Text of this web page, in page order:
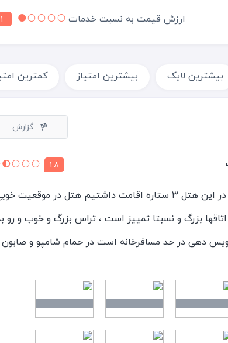
ارزش قیمت به نسبت خدمات 1
بیشترین لایک بیشترین امتیاز کمترین
گزارش
1.8
ما دو شب از تاریخ ۶ تا ۸ فروردین ۹۸ در این هتل ۳ ستاره اقامت داشتیم هتل در موقعیت
بزرگ و نسبتا تمییز است ، تراس بزرگ و خوب و رو
دهی در حد مسافرخانه است در حمام شامپو و صابون
صورت و ملحقه پتو در اتاق وجود ندارد یخچال خالی از
است و حتی با اعتراض ما ترتیب اثر داده نشد .
و تخم مرغ ابپز که روز دوم آن نیز حذف شد و یک